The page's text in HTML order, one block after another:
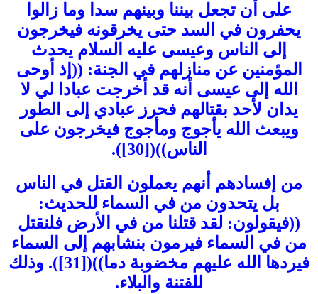
على أن تجعل بيننا وبينهم سدا وما زالوا
يحفرون في السد حتى يخرقونه فيخرجون
إلى الناس وعيسى عليه السلام يحدث
المؤمنين عن منازلهم في الجنة: ((إذ أوحى
الله إلى عيسى أنه قد أخرجت عبادا لي لا
يدان لأحد بقتالهم فحرز عبادي إلى الطور
ويبعث الله يأجوج ومأجوج فيخرجون على
الناس))([30]).
من إفسادهم أنهم يعملون القتل في الناس
بل يتحدون من في السماء للحديث:
((فيقولون: لقد قتلنا من في الأرض فلنقتل
من في السماء فيرمون بنشابهم إلى السماء
فيردها الله عليهم مخضوبة دما))([31]). وذلك
للفتنة والبلاء.